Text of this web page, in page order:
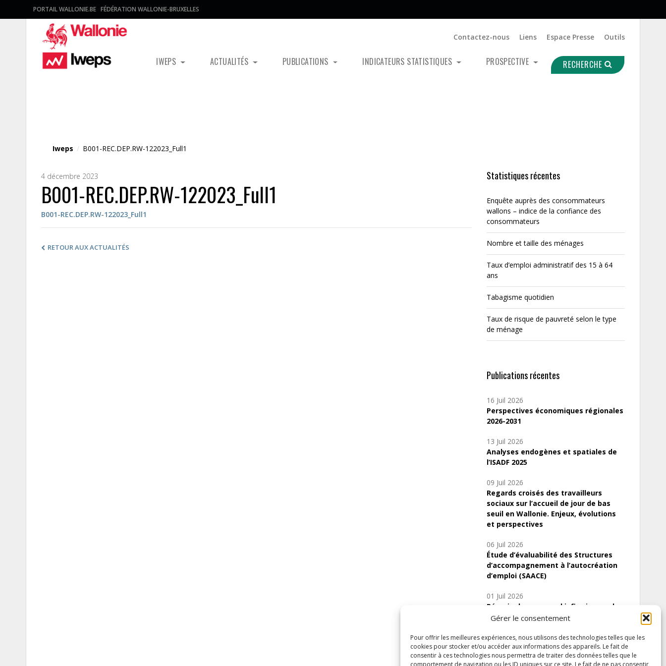
Gérer le consentement
Pour offrir les meilleures expériences, nous utilisons des technologies telles que les
cookies pour stocker et/ou accéder aux informations des appareils. Le fait de
consentir à ces technologies nous permettra de traiter des données telles que le
comportement de navigation ou les ID uniques sur ce site. Le fait de ne pas consentir
PORTAIL WALLONIE.BE FÉDÉRATION WALLONIE-BRUXELLES
Contactez-nous Liens Espace Presse Outils
IWEPS ACTUALITÉS PUBLICATIONS INDICATEURS STATISTIQUES PROSPECTIVE RECHERCHE
Iweps / B001-REC.DEP.RW-122023_Full1
4 décembre 2023
B001-REC.DEP.RW-122023_Full1
B001-REC.DEP.RW-122023_Full1
RETOUR AUX ACTUALITÉS
Statistiques récentes
Enquête auprès des consommateurs
wallons – indice de la confiance des
consommateurs
Nombre et taille des ménages
Taux d’emploi administratif des 15 à 64
ans
Tabagisme quotidien
Taux de risque de pauvreté selon le type
de ménage
Publications récentes
16 Juil 2026
Perspectives économiques régionales
2026-2031
13 Juil 2026
Analyses endogènes et spatiales de
l’ISADF 2025
09 Juil 2026
Regards croisés des travailleurs
sociaux sur l’accueil de jour de bas
seuil en Wallonie. Enjeux, évolutions
et perspectives
06 Juil 2026
Étude d’évaluabilité des Structures
d’accompagnement à l’autocréation
d’emploi (SAACE)
01 Juil 2026
Pénurie du personnel infirmier :quels
indicateurs d’offre de soins pour